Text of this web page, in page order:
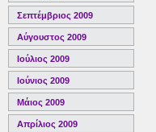
Σεπτέμβριος 2009
Αύγουστος 2009
Ιούλιος 2009
Ιούνιος 2009
Μάιος 2009
Απρίλιος 2009